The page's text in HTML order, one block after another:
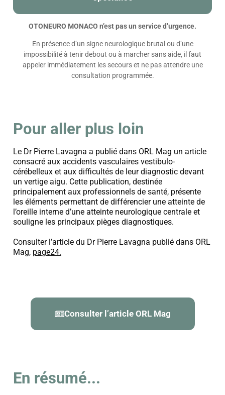
OTONEURO MONACO n’est pas un service d’urgence.
En présence d’un signe neurologique brutal ou d’une
impossibilité à tenir debout ou à marcher sans aide, il faut
appeler immédiatement les secours et ne pas attendre une
consultation programmée.
Pour aller plus loin
Le Dr Pierre Lavagna a publié dans ORL Mag un article
consacré aux accidents vasculaires vestibulo-
cérébelleux et aux difficultés de leur diagnostic devant
un vertige aigu. Cette publication, destinée
principalement aux professionnels de santé, présente
les éléments permettant de différencier une atteinte de
l’oreille interne d’une atteinte neurologique centrale et
souligne les principaux pièges diagnostiques.
Consulter l’article du Dr Pierre Lavagna publié dans ORL
Mag, page24.
Consulter l’article ORL Mag
En résumé...